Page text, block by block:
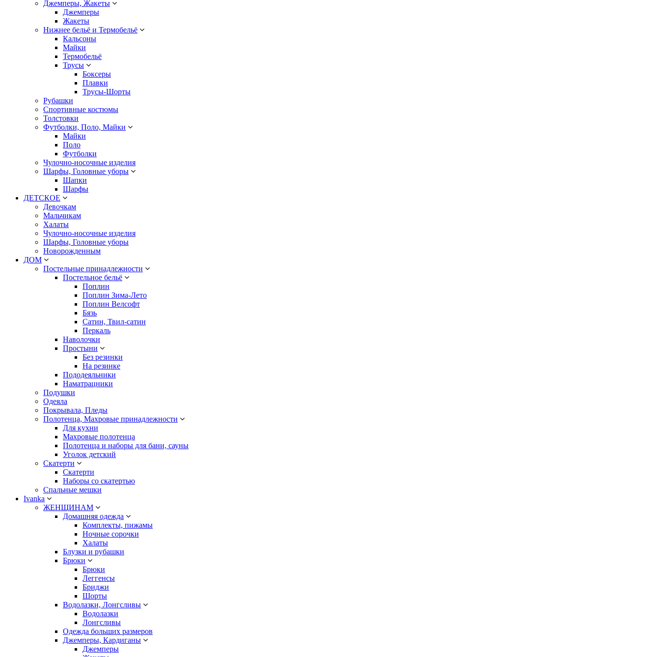
Джемперы, Жакеты
Джемперы
Жакеты
Нижнее бельё и Термобельё
Кальсоны
Майки
Термобельё
Трусы
Боксеры
Плавки
Трусы-Шорты
Рубашки
Спортивные костюмы
Толстовки
Футболки, Поло, Майки
Майки
Поло
Футболки
Чулочно-носочные изделия
Шарфы, Головные уборы
Шапки
Шарфы
ДЕТСКОЕ
Девочкам
Мальчикам
Халаты
Чулочно-носочные изделия
Шарфы, Головные уборы
Новорожденным
ДОМ
Постельные принадлежности
Постельное бельё
Поплин
Поплин Зима-Лето
Поплин Велсофт
Бязь
Сатин, Твил-сатин
Перкаль
Наволочки
Простыни
Без резинки
На резинке
Пододеяльники
Наматрацники
Подушки
Одеяла
Покрывала, Пледы
Полотенца, Махровые принадлежности
Для кухни
Махровые полотенца
Полотенца и наборы для бани, сауны
Уголок детский
Скатерти
Скатерти
Наборы со скатертью
Спальные мешки
Ivanka
ЖЕНЩИНАМ
Домашняя одежда
Комплекты, пижамы
Ночные сорочки
Халаты
Блузки и рубашки
Брюки
Брюки
Леггенсы
Бриджи
Шорты
Водолазки, Лонгсливы
Водолазки
Лонгсливы
Одежда больших размеров
Джемперы, Кардиганы
Джемперы